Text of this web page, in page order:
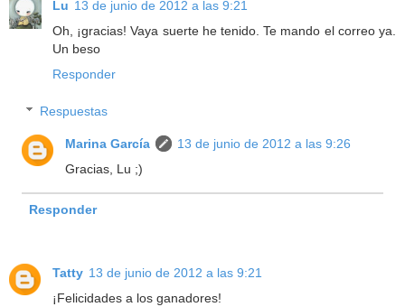
Lu 13 de junio de 2012 a las 9:21
Oh, ¡gracias! Vaya suerte he tenido. Te mando el correo ya.
Un beso
Responder
Respuestas
Marina García
13 de junio de 2012 a las 9:26
Gracias, Lu ;)
Responder
Tatty 13 de junio de 2012 a las 9:21
¡Felicidades a los ganadores!